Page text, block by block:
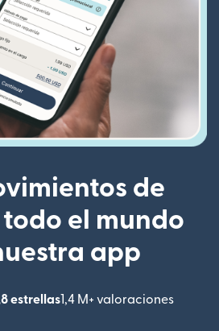
de
el mundo
app
estrellas1,4 M+ valoraciones
(se